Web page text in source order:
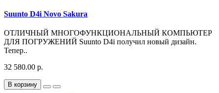
Suunto D4i Novo Sakura
ОТЛИЧНЫЙ МНОГОФУНКЦИОНАЛЬНЫЙ КОМПЬЮТЕР
ДЛЯ ПОГРУЖЕНИЙ Suunto D4i получил новый дизайн.
Тепер..
32 580.00 р.
В корзину